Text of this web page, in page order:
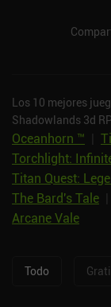
Los 10 mejores
Shadowlands 3d
Oceanhorn ™
Torchlight:
Titan Quest:
The Bard's Tale
Arcane Vale
Todo